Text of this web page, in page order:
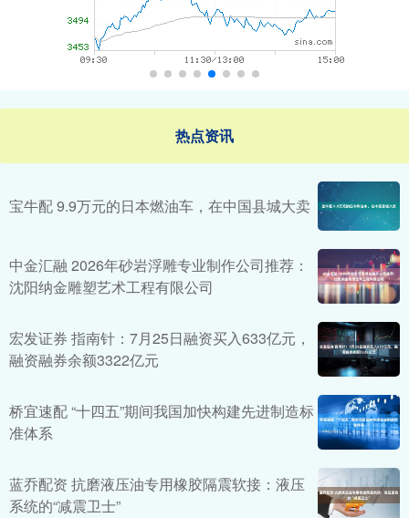
热点资讯
宝牛配 9.9万元的日本燃油车，在中国县城大卖
中金汇融 2026年砂岩浮雕专业制作公司推荐：
沈阳纳金雕塑艺术工程有限公司
宏发证券 指南针：7月25日融资买入633亿元，
融资融券余额3322亿元
桥宜速配 “十四五”期间我国加快构建先进制造标
准体系
蓝乔配资 抗磨液压油专用橡胶隔震软接：液压
系统的“减震卫士”